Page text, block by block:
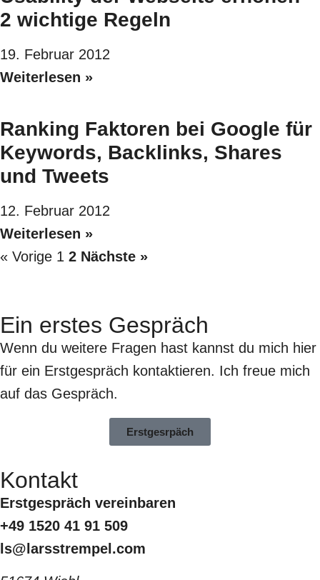
2 wichtige Regeln
19. Februar 2012
Weiterlesen »
Ranking Faktoren bei Google für
Keywords, Backlinks, Shares
und Tweets
12. Februar 2012
Weiterlesen »
« Vorige 1 2 Nächste »
Ein erstes Gespräch
Wenn du weitere Fragen hast kannst du mich hier
für ein Erstgespräch kontaktieren. Ich freue mich
auf das Gespräch.
Erstgesrpäch
Kontakt
Erstgespräch vereinbaren
+49 1520 41 91 509
ls@larsstrempel.com